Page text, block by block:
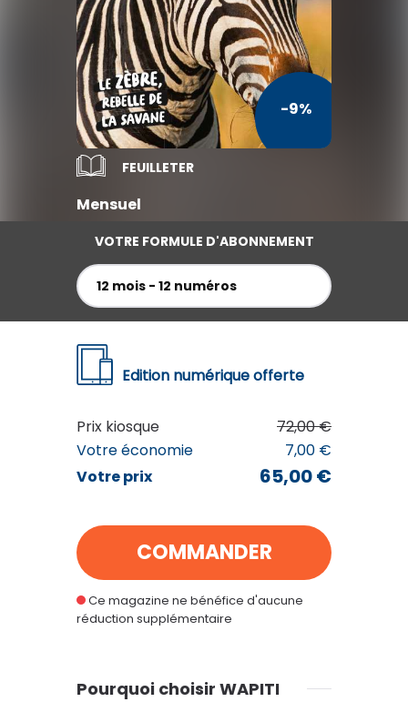
TV / Vie Pratique
Presse Professionnelle
Je l'éloigne des écrans
-9%
FEUILLETER
Mensuel
VOTRE FORMULE D'ABONNEMENT
12 mois - 12 numéros
Edition numérique offerte
Prix kiosque
72,00 €
Votre économie
7,00 €
Votre prix
65,00 €
COMMANDER
Ce magazine ne bénéfice d'aucune
réduction supplémentaire
Pourquoi choisir WAPITI
WAPITI
CONTINUER MES ACHATS